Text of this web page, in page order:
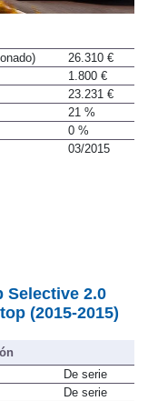
26.310 €
1.800 €
23.231 €
21 %
0 %
03/2015
Selective 2.0
(2015-2015)
De serie
De serie